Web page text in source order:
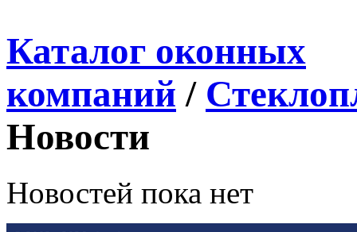
Каталог оконных
компаний /
Новости
Новостей пока нет